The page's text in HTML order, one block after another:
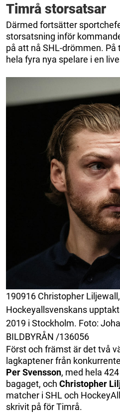
Timrå storsatsar
Därmed fortsätter
storsatsning inför
på att nå SHL-drömmen.
hela fyra nya spelare i en
190916 Christopher
Hockeyallsvenskans
2019 i Stockholm. Foto:
BILDBYRÅN /136056
Först och främst är det två
lagkaptener från
Per Svensson, med hela
bagaget, och Christopher
matcher i SHL och
skrivit på för Timrå.